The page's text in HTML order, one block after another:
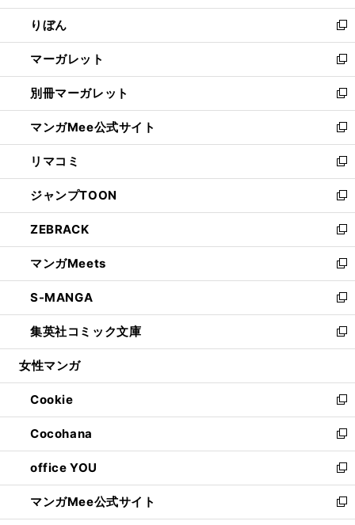
開
く
ウ
で
開
く
ン
ド
ウ
で
開
く
ウ
ィ
ン
ド
ウ
で
開
く
りぼん
新
し
い
ウ
ィ
ン
ド
ウ
で
開
く
マーガレット
新
し
い
ウ
ィ
ン
ド
ウ
で
開
く
別冊マーガレット
新
し
い
ウ
ィ
ン
ド
ウ
で
開
く
マンガMee公式サイト
新
し
い
ウ
ィ
ン
ド
ウ
で
開
く
リマコミ
新
し
い
ウ
ィ
ン
ド
ウ
で
開
く
ジャンプTOON
新
し
い
ウ
ィ
ン
ド
ウ
で
開
ZEBRACK
新
し
い
ウ
ィ
ン
ド
ウ
開
く
マンガMeets
新
し
い
ウ
ィ
ン
ウ
で
開
く
S-MANGA
新
し
い
ウ
ン
ド
ウ
で
開
く
集英社コミック文庫
新
し
ウ
ィ
ン
ド
ウ
で
開
く
女性マンガ
Cookie
新
し
い
ウ
ィ
ン
ド
ウ
Cocohana
新
し
い
ウ
ィ
ン
office YOU
新
し
い
ウ
マンガMee公式サイト
新
し